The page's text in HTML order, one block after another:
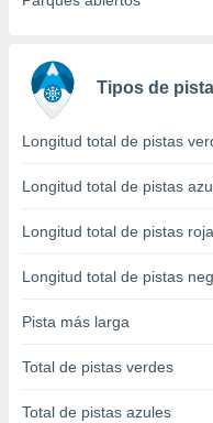
e
mediante
publicidad
1199
Tipos de
Longitud total de pistas
Longitud total de pistas
Longitud total de pistas
Longitud total de pistas
Pista más larga
Total de pistas verdes
Total de pistas azules